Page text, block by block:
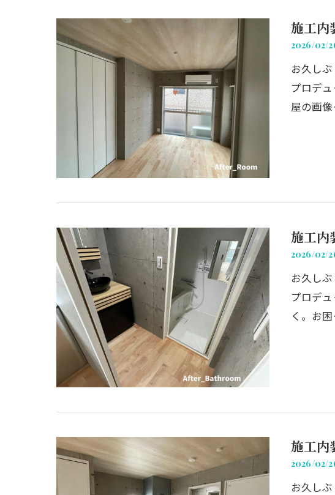
施工
2026/02/
お久し
プロデ
屋の画
施工
2026/02/
お久し
プロデ
く。お
施工
2026/02/
お久し